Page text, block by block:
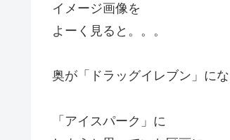
イメージ画像を
よーく見ると。。。
奥が「ドラッグイレブン」にな
「アイスパーク」に